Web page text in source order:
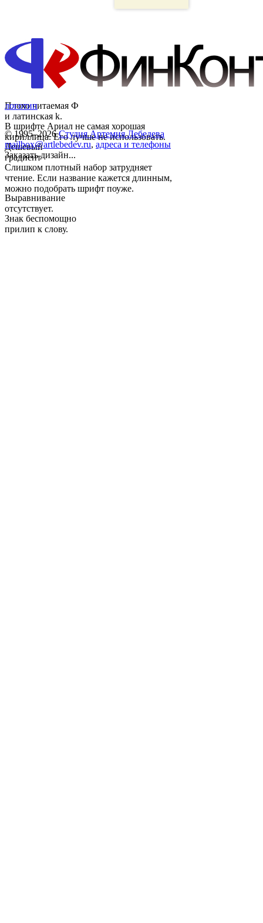
Плохо читаемая Ф
и латинская k.
В шрифте Ариал не самая хорошая
кириллица. Его лучше не использовать.
Дешевый
градиент
Слишком плотный набор затрудняет
чтение. Если название кажется длинным,
можно подобрать шрифт поуже.
Выравнивание
отсутствует.
Знак беспомощно
прилип к слову.
логотип
© 1995–2026 Студия Артемия Лебедева
mailbox@artlebedev.ru, адреса и телефоны
Заказать дизайн...